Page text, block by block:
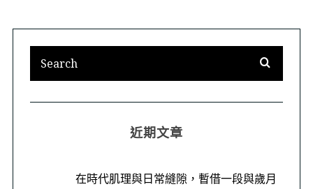
近期文章
在時代肌理與日常縫隙，暫借一段與歲月